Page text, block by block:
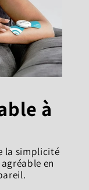
à
la simplicité
en